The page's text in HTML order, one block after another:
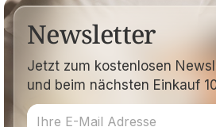
Newsletter
Jetzt zum kostenlosen
und beim nächsten Einkauf